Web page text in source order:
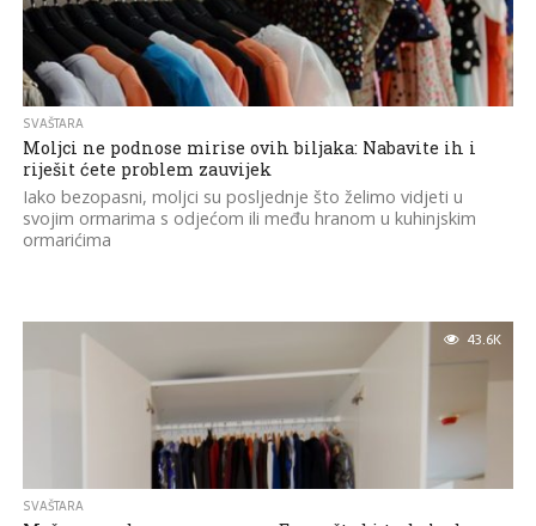
SVAŠTARA
Moljci ne podnose mirise ovih biljaka: Nabavite ih i
riješit ćete problem zauvijek
Iako bezopasni, moljci su posljednje što želimo vidjeti u
svojim ormarima s odjećom ili među hranom u kuhinjskim
ormarićima
43.6K
SVAŠTARA